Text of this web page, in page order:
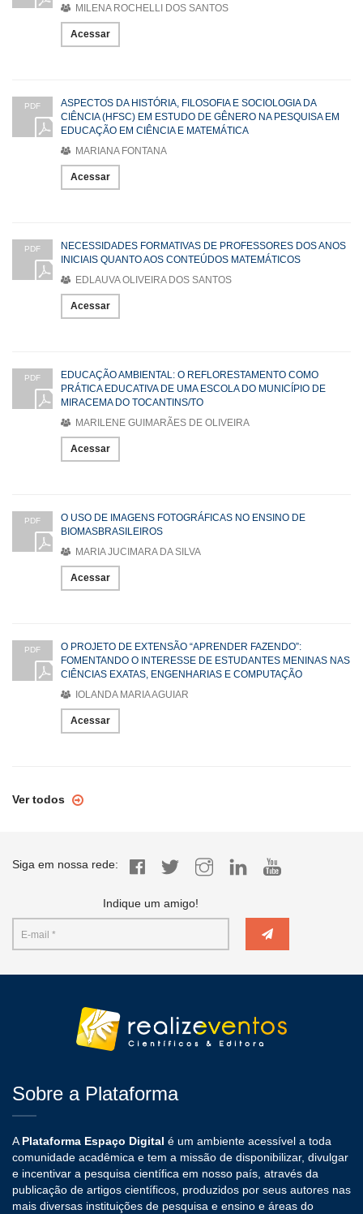
MILENA ROCHELLI DOS SANTOS
Acessar
PDF
ASPECTOS DA HISTÓRIA, FILOSOFIA E SOCIOLOGIA DA
CIÊNCIA (HFSC) EM ESTUDO DE GÊNERO NA PESQUISA EM
EDUCAÇÃO EM CIÊNCIA E MATEMÁTICA
MARIANA FONTANA
Acessar
PDF
NECESSIDADES FORMATIVAS DE PROFESSORES DOS ANOS
INICIAIS QUANTO AOS CONTEÚDOS MATEMÁTICOS
EDLAUVA OLIVEIRA DOS SANTOS
Acessar
PDF
EDUCAÇÃO AMBIENTAL: O REFLORESTAMENTO COMO
PRÁTICA EDUCATIVA DE UMA ESCOLA DO MUNICÍPIO DE
MIRACEMA DO TOCANTINS/TO
MARILENE GUIMARÃES DE OLIVEIRA
Acessar
PDF
O USO DE IMAGENS FOTOGRÁFICAS NO ENSINO DE
BIOMASBRASILEIROS
MARIA JUCIMARA DA SILVA
Acessar
PDF
O PROJETO DE EXTENSÃO “APRENDER FAZENDO”:
FOMENTANDO O INTERESSE DE ESTUDANTES MENINAS NAS
CIÊNCIAS EXATAS, ENGENHARIAS E COMPUTAÇÃO
IOLANDA MARIA AGUIAR
Acessar
Ver todos
Siga em nossa rede:
Indique um amigo!
Sobre a Plataforma
APlataforma Espaço Digital é um ambiente acessível a toda
comunidade acadêmica e tem a missão de disponibilizar, divulgar
e incentivar a pesquisa científica em nosso país, através da
publicação de artigos científicos, produzidos por seus autores nas
mais diversas instituições de pesquisa e ensino e áreas do